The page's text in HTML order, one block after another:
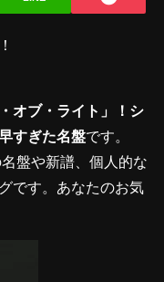
オブ・ライト」！シ
すぎた名盤です。
盤や新譜、個人的な
です。あなたのお気